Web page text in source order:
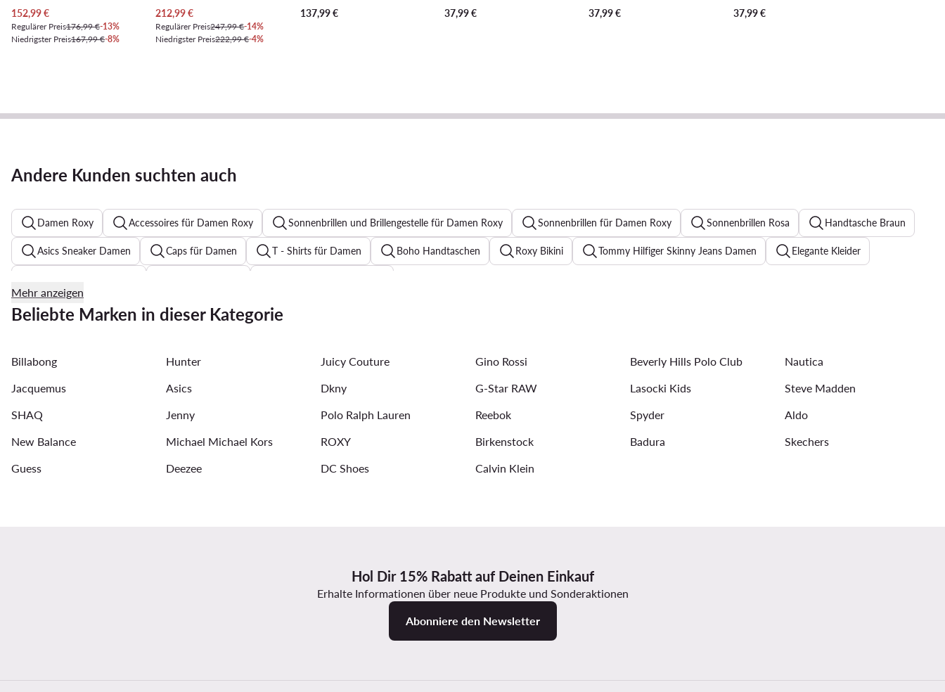
Aktueller Preis
152,99€
Regulärer Preis176,99 €-13%
Niedrigster Preis167,99 €-8%
Aktueller Preis
212,99€
Regulärer Preis247,99 €-14%
Niedrigster Preis222,99 €-4%
137,99€
37,99€
37,99€
37,99€
Andere Kunden suchten auch
Damen Roxy Accessoires für Damen Roxy Sonnenbrillen und Brillengestelle für Damen Roxy Sonnenbrillen für Damen Roxy Sonnenbrillen Rosa Handtasche Braun
Asics Sneaker Damen Caps für Damen T - Shirts für Damen Boho Handtaschen Roxy Bikini Tommy Hilfiger Skinny Jeans Damen Elegante Kleider
Festkleider mit Blumenmuster für Hochzeit Reebok Classic Damen
Sonnenbrillen für Damen Guess Schuhe Damen
Mehr anzeigen
Beliebte Marken in dieser Kategorie
Billabong Hunter Juicy Couture Gino Rossi Beverly Hills Polo Club
Nautica
Jacquemus
Asics Dkny G-Star RAW Lasocki Kids
Steve Madden
SHAQ
Jenny Polo Ralph Lauren Reebok Spyder
Aldo
New Balance
Michael Michael Kors ROXY Birkenstock Badura
Skechers
Guess
Deezee DC Shoes Calvin Klein
Hol Dir 15% Rabatt auf Deinen Einkauf
Erhalte Informationen über neue Produkte und Sonderaktionen
Abonniere den Newsletter